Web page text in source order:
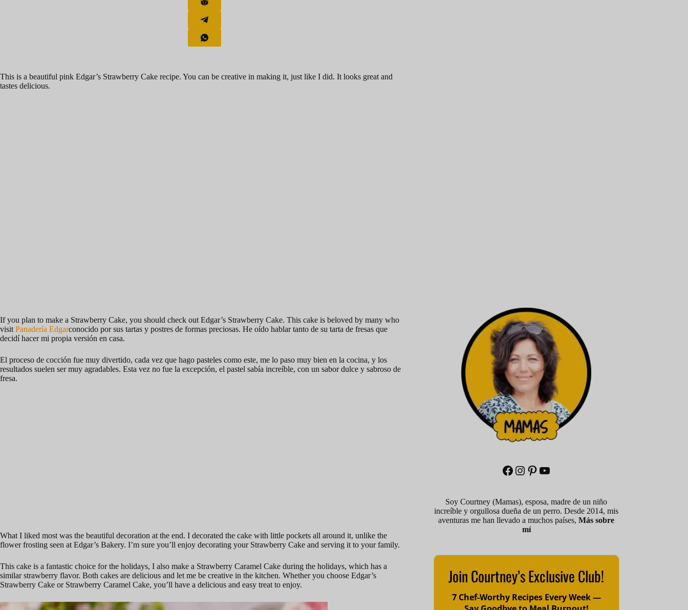
This is a beautiful pink Edgar’s Strawberry Cake recipe. You can be creative in making it, just like I did. It looks great and
tastes delicious.
If you plan to make a Strawberry Cake, you should check out Edgar’s Strawberry Cake. This cake is beloved by many who
visit Panadería Edgarconocido por sus tartas y postres de formas preciosas. He oído hablar tanto de su tarta de fresas que
decidí hacer mi propia versión en casa.
El proceso de cocción fue muy divertido, cada vez que hago pasteles como este, me lo paso muy bien en la cocina, y los
resultados suelen ser muy agradables. Esta vez no fue la excepción, el pastel sabía increíble, con un sabor dulce y sabroso de
fresa.
What I liked most was the beautiful decoration at the end. I decorated the cake with little pockets all around it, unlike the
flower frosting seen at Edgar’s Bakery. I’m sure you’ll enjoy decorating your Strawberry Cake and serving it to your family.
This cake is a fantastic choice for the holidays, I also make a Strawberry Caramel Cake during the holidays, which has a
similar strawberry flavor. Both cakes are delicious and let me be creative in the kitchen. Whether you choose Edgar’s
Strawberry Cake or Strawberry Caramel Cake, you’ll have a delicious and easy treat to enjoy.
Facebook
Instagram
Pinterest
YouTube
Soy Courtney (Mamas), esposa, madre de un niño
increíble y orgullosa dueña de un perro. Desde 2014, mis
aventuras me han llevado a muchos países,Más sobre
mí
Join Courtney’s Exclusive Club!
7 Chef-Worthy Recipes Every Week —